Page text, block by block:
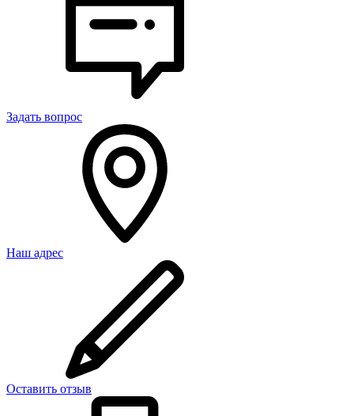
Задать вопрос
Наш адрес
Оставить отзыв